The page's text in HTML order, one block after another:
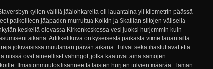
kylien välillä jäälohkareita oli lauantaina yli kilometrin päässä
paikoilleen jääpadon murruttua Kolkin ja Skatilan siltojen välisellä
keskellä olevassa Kirkonkoskessa vesi juoksi hurjemmin kuin
aikana. Artikkelikuva on kyseisestä paikasta viime lauantailta.
jokivarsissa muutaman päivän aikana. Tulvat sekä ihastuttavat että
niissä ovat aineelliset vahingot, jotka kaatuvat aina samojen
Ilmastonmuutos lisännee tällaisten hurjien tulvien määrää. Tämän